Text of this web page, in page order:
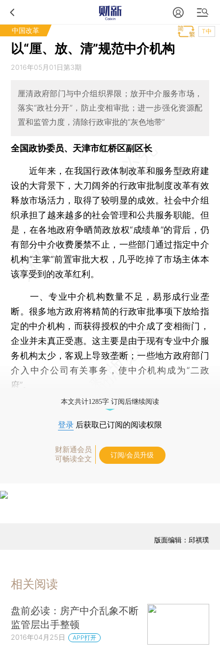
中国改革 T中
以“厘、放、清”规范中介机构
2016年05月01日第3期
厘清政府部门与中介组织界限；放开中介服务市场，
落实“政社分开”，防止变相审批；进一步强化资源配
置和监管力度，清除行政审批的“灰色地带”
全国政协委员、天津市红桥区副区长
近年来，在我国行政体制改革和服务型政府建
设的大背景下，大刀阔斧的行政审批制度改革有效
释放市场活力，取得了较明显的成效。社会中介组
织承担了越来越多的社会管理和公共服务职能。但
是，在各地政府争晒简政放权“成绩单”的背后，仍
有部分中介收费屡禁不止，一些部门通过指定中介
机构“主掌”前置审批大权，几乎吃掉了市场主体本
该享受到的改革红利。
一、专业中介机构数量不足，易形成行业垄
断。很多地方政府将精简的行政审批事项下放给指
定的中介机构，而获得授权的中介成了变相衙门，
企业并未真正受惠。这主要是由于现有专业中介服
务机构太少，客观上导致垄断；一些地方政府部门
介入中介公司有关事务，使中介机构成为“二政
府”。
本文共计1285字 订阅后继续阅读
登录 后获取已订阅的阅读权限
财新通会员
可畅读全文
订阅/会员升级
版面编辑：邱祺璞
相关阅读
盘前必读：房产中介乱象不断
监管层出手整顿
2016年04月25日 APP打开